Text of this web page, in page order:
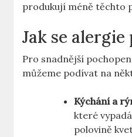
produkují méně těchto
Jak se
Pro snadnější
můžeme podívat na
Kýchání a
které
polovině